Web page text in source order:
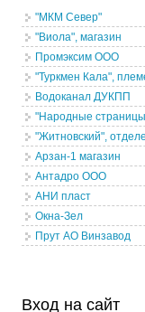
"МКМ Север"
"Виола", магазин
Промэксим ООО
"Туркмен Кала",
Водоканал ДУКПП
"Народные
"Житновский",
Арзан-1 магазин
Антадро ООО
АНИ пласт
Окна-Зел
Прут АО Винзавод
Вход на сайт